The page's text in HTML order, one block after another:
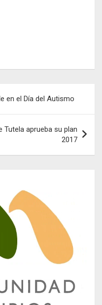
en el Día del Autismo
Tutela aprueba su plan
2017